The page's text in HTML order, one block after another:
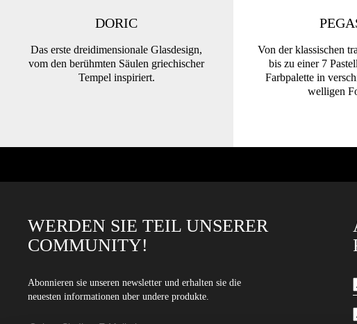
DORIC
Das erste dreidimensionale Glasdesign,
vom den berühmten Säulen griechischer
Tempel inspiriert.
Von der klassischen
bis zu einer 7
Farbpalette in
welligen
WERDEN SIE TEIL UNSERER
COMMUNITY!
Abonnieren sie unseren newsletter und erhalten sie die
neuesten informationen uber undere produkte.